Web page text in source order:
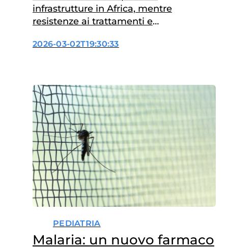
infrastrutture in Africa, mentre
resistenze ai trattamenti e
complicano prevenzione e
ridisegna soltanto la geografia
delle temperature: potrebbe
ridisegnare anche quella della
malaria. Secondo un recente
studio pubblicato su Nature,
entro il 2050 l’Africa potrebbe
registrare 123…
2026-03-02T19:30:33
PEDIATRIA
Malaria: un nuovo farmaco